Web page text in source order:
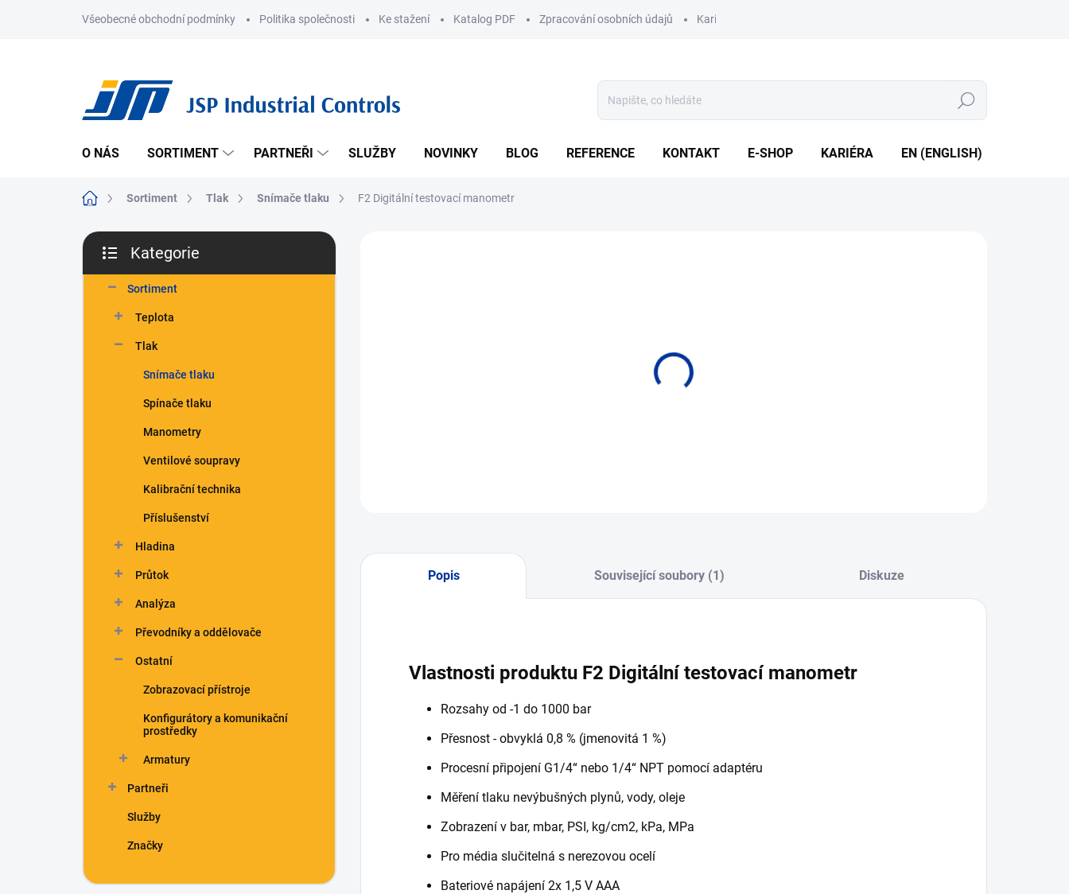
Všeobecné obchodní podmínky Politika společnosti Ke stažení Katalog PDF Zpracování osobních údajů Kariéra
Hledat
O NÁS SORTIMENT PARTNEŘI SLUŽBY NOVINKY BLOG REFERENCE KONTAKT E-SHOP KARIÉRA EN (ENGLISH)
Domů Sortiment Tlak Snímače tlaku F2 Digitální testovací manometr
P
s
kategorie
Kategorie
Sortiment
Teplota
Tlak
Snímače tlaku
Spínače tlaku
Manometry
Ventilové soupravy
Kalibrační technika
Příslušenství
Hladina
Průtok
Analýza
Převodníky a oddělovače
Ostatní
Zobrazovací přístroje
Konfigurátory a komunikační
prostředky
Armatury
Partneři
Služby
Značky
Popis Související soubory (1) Diskuze
Vlastnosti produktu F2 Digitální testovací manometr
Rozsahy od -1 do 1000 bar
Přesnost - obvyklá 0,8 % (jmenovitá 1 %)
Procesní připojení G1/4“ nebo 1/4“ NPT pomocí adaptéru
Měření tlaku nevýbušných plynů, vody, oleje
Zobrazení v bar, mbar, PSI, kg/cm2, kPa, MPa
Pro média slučitelná s nerezovou ocelí
Bateriové napájení 2x 1,5 V AAA